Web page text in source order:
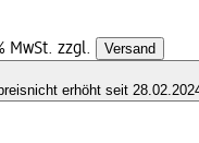
MwSt. zzgl. Versand
nicht erhöht seit